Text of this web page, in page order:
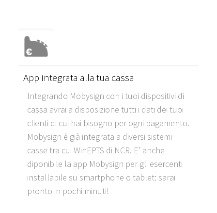
App integrata alla tua cassa
Integrando Mobysign con i tuoi dispositivi di
cassa avrai a disposizione tutti i dati dei tuoi
clienti di cui hai bisogno per ogni pagamento.
Mobysign è già integrata a diversi sistemi
casse tra cui WinEPTS di NCR. E’ anche
diponibile la app Mobysign per gli esercenti
installabile su smartphone o tablet: sarai
pronto in pochi minuti!